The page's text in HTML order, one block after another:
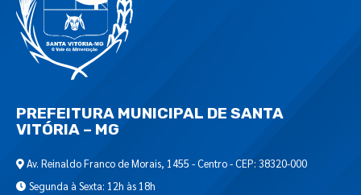
PREFEITURA MUNICIPAL DE SANTA
VITÓRIA – MG
Av. Reinaldo Franco de Morais, 1455 - Centro - CEP: 38320-000
Segunda à Sexta: 12h às 18h